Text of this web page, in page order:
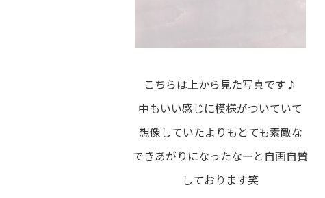
こちらは上から見た写真です♪
中もいい感じに模様がついていて
想像していたよりもとても素敵な
できあがりになったなーと自画自賛
しております笑